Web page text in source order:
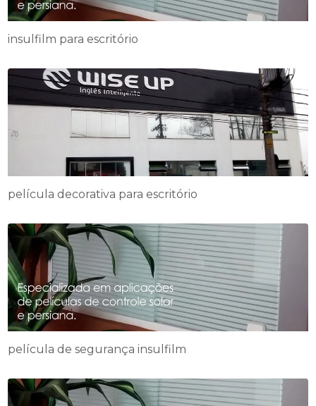
insulfilm para escritório
película decorativa para escritório
película de segurança insulfilm